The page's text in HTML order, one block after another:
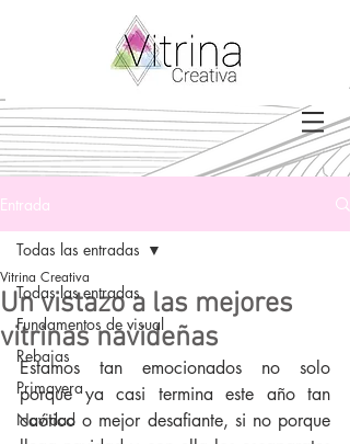
Entrada
Todas las entradas
Fundamentos de visual
Rebajas
Primavera
Navidad
Todas las entradas
Un vistazo a las mejores
vitrinas navideñas
Vitrina Creativa
Estamos tan emocionados no solo
porque ya casi termina este año tan
caótico o mejor desafiante, si no porque